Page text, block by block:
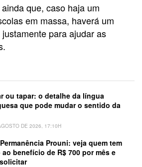
que, caso haja um
em massa, haverá um
para ajudar as
ou tapar: o detalhe da língua
que pode mudar o sentido da
DE 2026, 17:10H
Prouni: veja quem tem
benefício de R$ 700 por mês e